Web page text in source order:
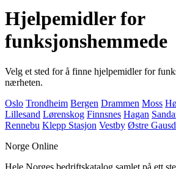
Hjelpemidler for
funksjonshemmede
Velg et sted for å finne hjelpemidler for
nærheten.
Oslo Trondheim Bergen Drammen Moss
Lillesand Lørenskog Finnsnes Hagan
Rennebu Klepp Stasjon Vestby Østre
Norge Online
Hele Norges bedriftskatalog samlet på ett